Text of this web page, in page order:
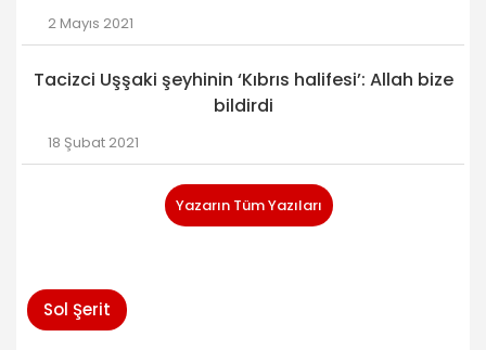
2 Mayıs 2021
Tacizci Uşşaki şeyhinin ‘Kıbrıs halifesi’: Allah bize
bildirdi
18 Şubat 2021
Yazarın Tüm Yazıları
Sol Şerit